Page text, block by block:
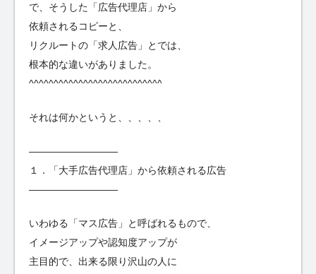
で、そうした「広告代理店」から
依頼されるコピーと、
リクルートの「求人広告」とでは、
根本的な違いがありました。
^^^^^^^^^^^^^^^^^^^^^^^^^^^
それは何かというと、、、、、
—————————
１．「大手広告代理店」から依頼される広告
—————————
いわゆる「マス広告」と呼ばれるもので、
イメージアップや認知度アップが
主目的で、出来る限り沢山の人に